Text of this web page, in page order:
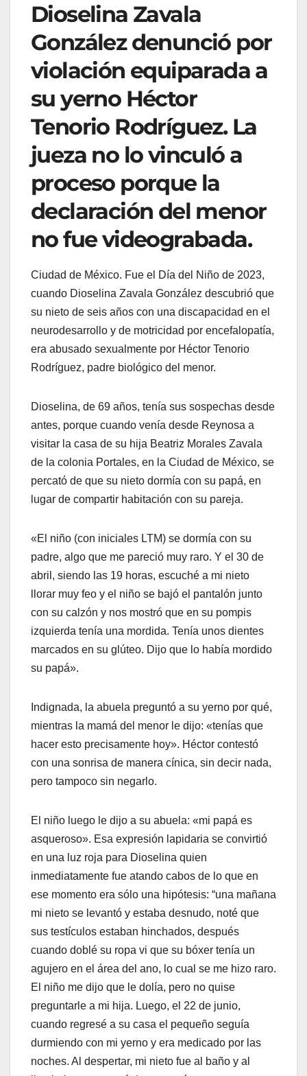
Dioselina Zavala
González denunció por
violación equiparada a
su yerno Héctor
Tenorio Rodríguez. La
jueza no lo vinculó a
proceso porque la
declaración del menor
no fue videograbada.
Ciudad de México. Fue el Día del Niño de 2023,
cuando Dioselina Zavala González descubrió que
su nieto de seis años con una discapacidad en el
neurodesarrollo y de motricidad por encefalopatía,
era abusado sexualmente por Héctor Tenorio
Rodríguez, padre biológico del menor.
Dioselina, de 69 años, tenía sus sospechas desde
antes, porque cuando venía desde Reynosa a
visitar la casa de su hija Beatriz Morales Zavala
de la colonia Portales, en la Ciudad de México, se
percató de que su nieto dormía con su papá, en
lugar de compartir habitación con su pareja.
«El niño (con iniciales LTM) se dormía con su
padre, algo que me pareció muy raro. Y el 30 de
abril, siendo las 19 horas, escuché a mi nieto
llorar muy feo y el niño se bajó el pantalón junto
con su calzón y nos mostró que en su pompis
izquierda tenía una mordida. Tenía unos dientes
marcados en su glúteo. Dijo que lo había mordido
su papá».
Indignada, la abuela preguntó a su yerno por qué,
mientras la mamá del menor le dijo: «tenías que
hacer esto precisamente hoy». Héctor contestó
con una sonrisa de manera cínica, sin decir nada,
pero tampoco sin negarlo.
El niño luego le dijo a su abuela: «mi papá es
asqueroso». Esa expresión lapidaria se convirtió
en una luz roja para Dioselina quien
inmediatamente fue atando cabos de lo que en
ese momento era sólo una hipótesis: “una mañana
mi nieto se levantó y estaba desnudo, noté que
sus testículos estaban hinchados, después
cuando doblé su ropa vi que su bóxer tenía un
agujero en el área del ano, lo cual se me hizo raro.
El niño me dijo que le dolía, pero no quise
preguntarle a mi hija. Luego, el 22 de junio,
cuando regresé a su casa el pequeño seguía
durmiendo con mi yerno y era medicado por las
noches. Al despertar, mi nieto fue al baño y al